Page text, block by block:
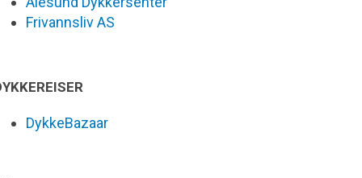
Frivannsliv AS
DykkeBazaar